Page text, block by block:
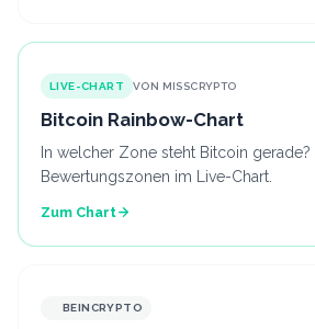
LIVE-CHART VON MISSCRYPTO
Bitcoin Rainbow-Chart
In welcher Zone steht Bitcoin
Bewertungszonen im Live-Chart.
Zum Chart
BEINCRYPTO